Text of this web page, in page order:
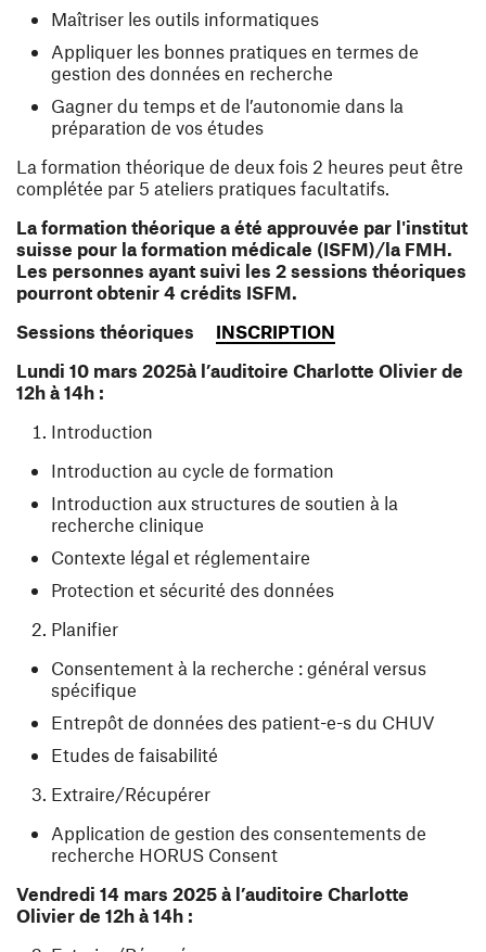
Maîtriser les outils informatiques
Appliquer les bonnes pratiques en termes de
gestion des données en recherche
Gagner du temps et de l’autonomie dans la
préparation de vos études
La formation théorique de deux fois 2 heures peut être
complétée par 5 ateliers pratiques facultatifs.
La formation théorique a été approuvée par l'institut
suisse pour la formation médicale (ISFM)/la FMH.
Les personnes ayant suivi les 2 sessions théoriques
pourront obtenir 4 crédits ISFM.
Sessions théoriques INSCRIPTION
Lundi 10 mars 2025à l’auditoire Charlotte Olivier de
12h à 14h :
Introduction
Introduction au cycle de formation
Introduction aux structures de soutien à la
recherche clinique
Contexte légal et réglementaire
Protection et sécurité des données
Planifier
Consentement à la recherche : général versus
spécifique
Entrepôt de données des patient-e-s du CHUV
Etudes de faisabilité
Extraire/Récupérer
Application de gestion des consentements de
recherche HORUS Consent
Vendredi 14 mars 2025 à l’auditoire Charlotte
Olivier de 12h à 14h :